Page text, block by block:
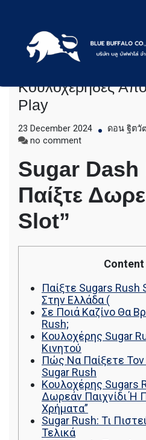
Bluebuffalo
โล่ ให้บริการเ
เครื่องจักร อย่
อาชีพ
บริการให้เช่าเครื่องจักร สำ
โดยเครื่องจักรที่นำมาบริกา
ใหม่ ทันสมัย ทำงานรวดเร็ว
ถ่านหิน ตักกะลาปาร์ม ตักไม้
แร่ ตักสินค้าต่างๆ ขนย้ายเค
สินค้า โดยรถพ่วงดั๊มพ์ จำห
รับเหมาถมที่ รถตัก CAT 950
WA 380 WA 320 WA 200 ร
220 ZW 180 แบ็คโฮ CAT
โฮ Komatsu PC 200 LC บูมย
120 แบ็คโฮ Kobelco SK
สินค้าต่างๆ ขนย้ายเครื่องจัก
รถพ่วงดั๊มพ์ จำหน่ายดิน หิน
ที่ รถตัก CAT 950 รถตัก
320 WA 200 รถตัก Hitachi
แบ็คโฮ CAT 320 CAT 312 แ
PC 200 LC บูมยาว PC 200
Kobelco SK 210 บูมยาว SK
“παίξτε Sugar
Κουλοχέρηδες
Play
23 December 2024
ดอน ฐิตวั
no commenton
Sugar
Rush
Βίντεο
Κουλοχέρηδες
Play
Sugar Dash
Παίξτε
Slot”
Content
Παίξτε Sugars
Στην Ελλάδα (
Σε Ποιά Καζίνο Θα
Rush;
Κουλοχέρης Sugar
Κινητού
Πώς Να Παίξετε
Sugar Rush
Κουλοχέρης Sugars
Δωρεάν Παιχνίδι Ή
Χρήματα”
Sugar Rush: Τι
Τελικά